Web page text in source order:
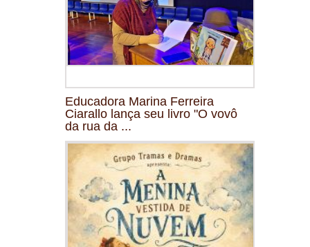
Educadora Marina Ferreira
Ciarallo lança seu livro "O vovô
da rua da ...